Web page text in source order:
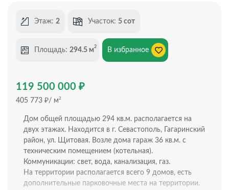
Этаж: 2 Участок: 5 сот
Площадь: 294.5 м2 В избранное
119 500 000 ₽
405 773 ₽/ м2
Дом общей площадью 294 кв.м. располагается на
двух этажах. Находится в г. Севастополь, Гагаринский
район, ул. Щитовая. Возле дома гараж 36 кв.м. с
техническим помещением (котельная).
Коммуникации: свет, вода, канализация, газ.
На территории располагается всего 9 домов, есть
дополнительные парковочные места на территории.